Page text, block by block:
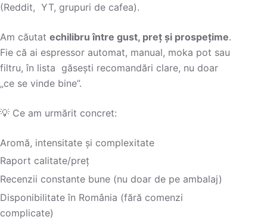
(Reddit, YT, grupuri de cafea).
Am căutat echilibru între gust, preț și prospețime.
Fie că ai espressor automat, manual, moka pot sau
filtru, în lista găsești recomandări clare, nu doar
„ce se vinde bine”.
💡 Ce am urmărit concret:
Aromă, intensitate și complexitate
Raport calitate/preț
Recenzii constante bune (nu doar de pe ambalaj)
Disponibilitate în România (fără comenzi
complicate)